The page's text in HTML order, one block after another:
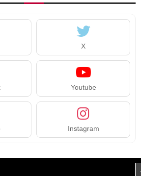
X
Youtube
Instagram